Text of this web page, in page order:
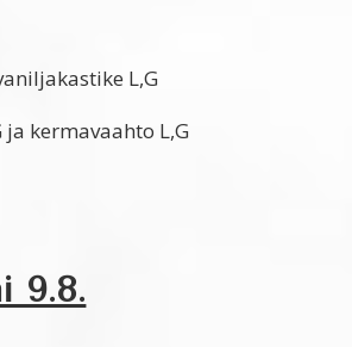
L,G
kermavaahto L,G
9.8.